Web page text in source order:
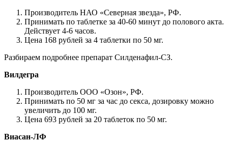
Производитель НАО «Северная звезда», РФ.
Принимать по таблетке за 40-60 минут до полового акта.
Действует 4-6 часов.
Цена 168 рублей за 4 таблетки по 50 мг.
Разбираем подробнее препарат Силденафил-СЗ.
Вилдегра
Производитель ООО «Озон», РФ.
Принимать по 50 мг за час до секса, дозировку можно
увеличить до 100 мг.
Цена 693 рублей за 20 таблеток по 50 мг.
Виасан-ЛФ